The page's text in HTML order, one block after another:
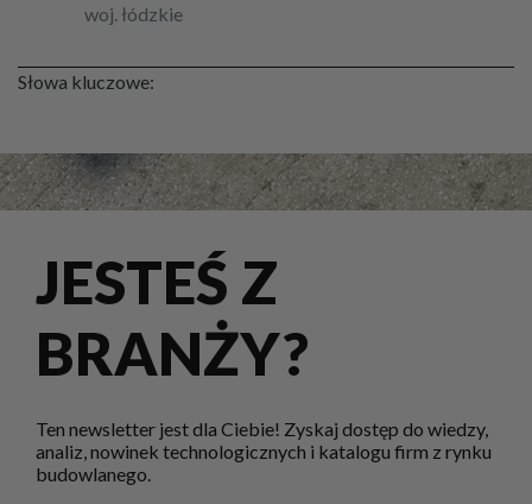
woj. łódzkie
Słowa kluczowe:
JESTEŚ Z
BRANŻY?
Ten newsletter jest dla Ciebie! Zyskaj dostęp do wiedzy,
analiz, nowinek technologicznych i katalogu firm z rynku
budowlanego.